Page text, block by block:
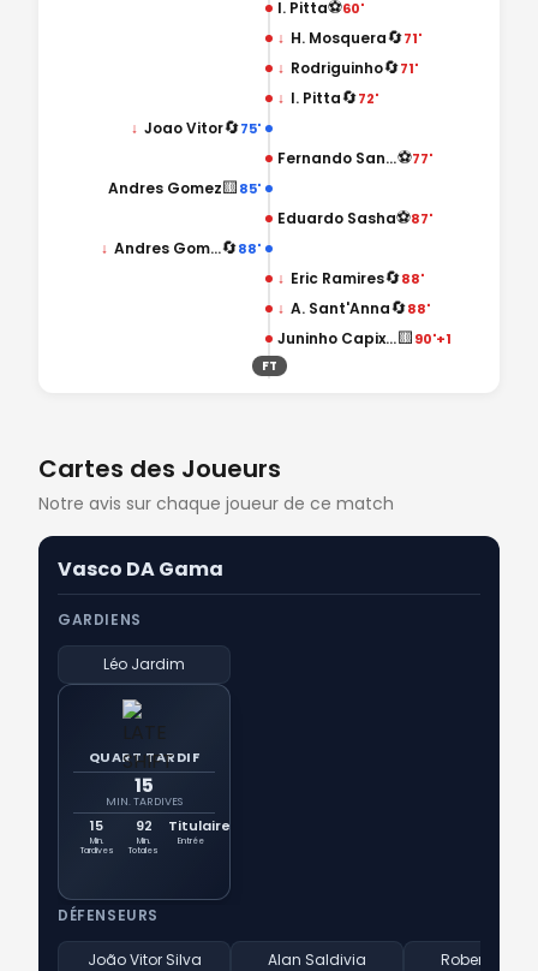
I. Pitta⚽60'
↓ H. Mosquera🔄71'
↓ Rodriguinho🔄71'
↓ I. Pitta🔄72'
75'
🔄
↓ Joao Vitor
Fernando Santos⚽77'
85'
🟨
Andres Gomez
Eduardo Sasha⚽87'
88'
🔄
↓ Andres Gomez
↓ Eric Ramires🔄88'
↓ A. Sant'Anna🔄88'
Juninho Capixaba🟨90'+1
FT
Cartes des Joueurs
Notre avis sur chaque joueur de ce match
Vasco DA Gama
GARDIENS
Léo Jardim
QUART TARDIF
15
MIN. TARDIVES
15
Min.
Tardives
92
Min.
Totales
Titulaire
Entrée
DÉFENSEURS
João Vitor Silva Alan Saldivia Robert Renan